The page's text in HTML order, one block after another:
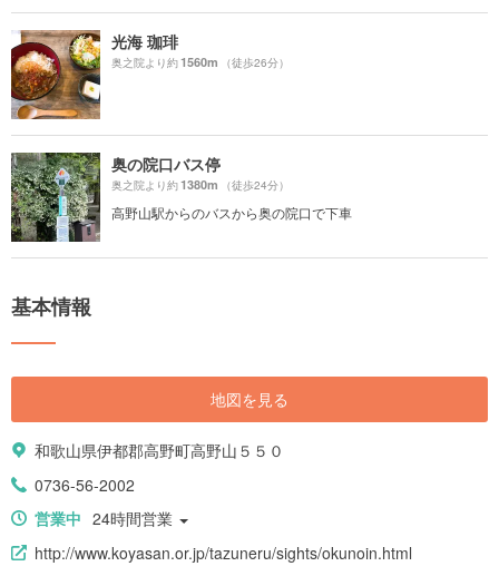
光海 珈琲
奥之院より約1560m （徒歩26分）
奥の院口バス停
奥之院より約1380m （徒歩24分）
高野山駅からのバスから奥の院口で下車
基本情報
地図を見る
和歌山県伊都郡高野町高野山５５０
0736-56-2002
営業中 24時間営業
http://www.koyasan.or.jp/tazuneru/sights/okunoin.html